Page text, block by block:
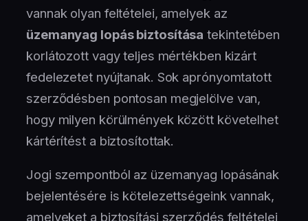
vannak olyan feltételei, amelyek az
üzemanyag lopás biztosítása tekintetében
korlátozott vagy teljes mértékben kizárt
fedelezetet nyújtanak. Sok aprónyomtatott
szerződésben pontosan megjelölve van,
hogy milyen körülmények között követelhet
kártérítést a biztosítottak.
Jogi szempontból az üzemanyag lopásának
bejelentésére is kötelezettségeink vannak,
amelyeket a biztosítási szerződés feltételei